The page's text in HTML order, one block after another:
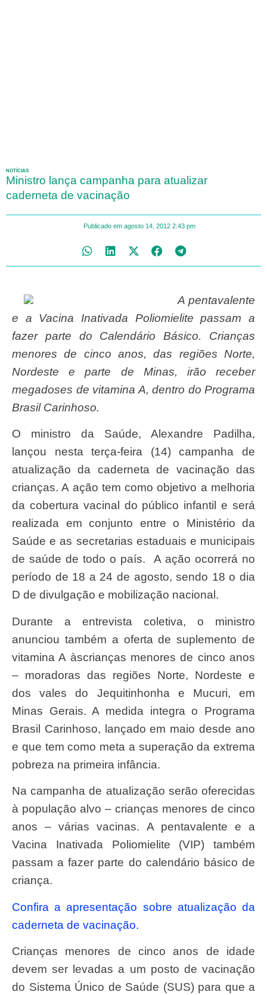
NOTÍCIAS
Ministro lança campanha para atualizar
caderneta de vacinação
Publicado em agosto 14, 2012 2:43 pm
A pentavalente
e a Vacina Inativada Poliomielitepassam a
fazer parte do Calendário Básico. Crianças
menores de cinco anos, das regiões Norte,
Nordeste e parte de Minas, irão receber
megadoses de vitamina A, dentro do Programa
Brasil Carinhoso.
O ministro da Saúde, Alexandre Padilha,
lançou nesta terça-feira (14) campanha de
atualização da caderneta de vacinação das
crianças. A ação tem como objetivo a melhoria
da cobertura vacinal do público infantil e será
realizada em conjunto entre o Ministério da
Saúde e as secretarias estaduais e municipais
de saúde de todo o país. A ação ocorrerá no
período de 18 a 24 de agosto, sendo 18 o dia
D de divulgação e mobilização nacional.
Durante a entrevista coletiva, o ministro
anunciou também a oferta de suplemento de
vitamina A àscrianças menores de cinco anos
– moradoras das regiões Norte, Nordeste e
dos vales do Jequitinhonha e Mucuri, em
Minas Gerais. A medida integra o Programa
Brasil Carinhoso, lançado em maio desde ano
e que tem como meta a superação da extrema
pobreza na primeira infância.
Na campanha de atualização serão oferecidas
à população alvo – crianças menores de cinco
anos – várias vacinas. A pentavalente e a
Vacina Inativada Poliomielite (VIP) também
passam a fazer parte do calendário básico de
criança.
Confira a apresentação sobre atualização da
caderneta de vacinação.
Crianças menores de cinco anos de idade
devem ser levadas a um posto de vacinação
do Sistema Único de Saúde (SUS) para que a